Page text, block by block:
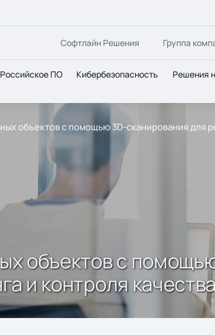
Софтлайн Решения Группа
Российское ПО Кибербезопасность Решения
объектов с помощью 3D-сканирования для
объектов с
и контроля